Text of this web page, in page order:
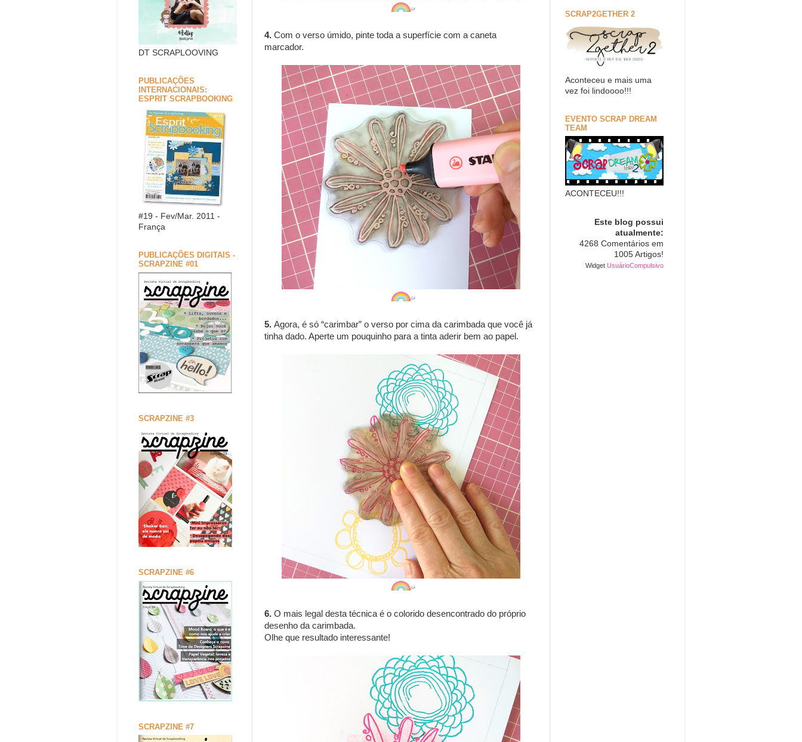
4. Com o verso úmido, pinte toda a superfície com a caneta
marcador.
5. Agora, é só “carimbar” o verso por cima da carimbada que você já
tinha dado. Aperte um pouquinho para a tinta aderir bem ao papel.
6. O mais legal desta técnica é o colorido desencontrado do próprio
desenho da carimbada.
Olhe que resultado interessante!
DT SCRAPLOOVING
PUBLICAÇÕES
INTERNACIONAIS:
ESPRIT SCRAPBOOKING
#19 - Fev/Mar. 2011 -
França
PUBLICAÇÕES DIGITAIS -
SCRAPZINE #01
SCRAPZINE #3
SCRAPZINE #6
SCRAPZINE #7
SCRAP2GETHER 2
Aconteceu e mais uma
vez foi lindoooo!!!
EVENTO SCRAP DREAM
TEAM
ACONTECEU!!!
Este blog possui
atualmente:
4268 Comentários em
1005 Artigos!
Widget UsuárioCompulsivo